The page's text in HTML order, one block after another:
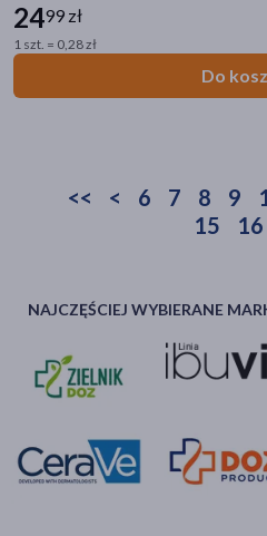
2499 zł
1 szt. = 0,28 zł
Do
<< < 6 7 8 9
15
16
NAJCZĘŚCIEJ WYBIERANE